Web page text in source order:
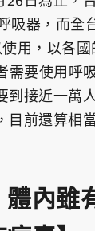
吸器，而全
用，以各國
需要使用呼
到接近一萬
目前還算相
體內雖